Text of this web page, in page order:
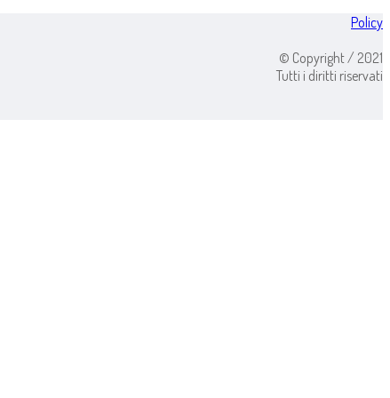
Policy
© Copyright / 2021
Tutti i diritti riservati